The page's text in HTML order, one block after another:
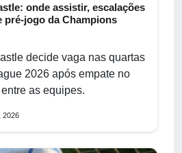
onde assistir, escalações
pré-jogo da Champions
decide vaga nas quartas
2026 após empate no
as equipes.
2026